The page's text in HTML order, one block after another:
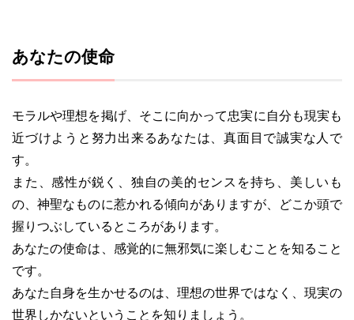
あなたの使命
モラルや理想を掲げ、そこに向かって忠実に自分も現実も
近づけようと努力出来るあなたは、真面目で誠実な人で
す。
また、感性が鋭く、独自の美的センスを持ち、美しいも
の、神聖なものに惹かれる傾向がありますが、どこか頭で
握りつぶしているところがあります。
あなたの使命は、感覚的に無邪気に楽しむことを知ること
です。
あなた自身を生かせるのは、理想の世界ではなく、現実の
世界しかないということを知りましょう。